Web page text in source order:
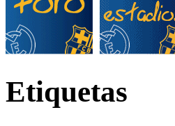
Etiquetas